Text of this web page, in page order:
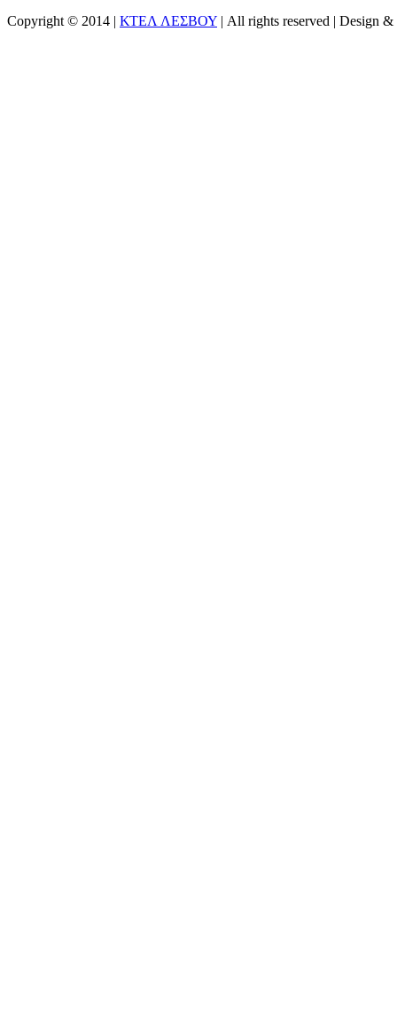
Copyright © 2014 | ΚΤΕΛ ΛΕΣΒΟΥ | All rights reserved | Design &